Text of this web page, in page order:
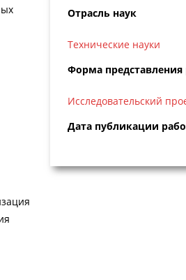
Отрасль наук
Технические науки
Форма представления
Исследовательский
Дата публикации